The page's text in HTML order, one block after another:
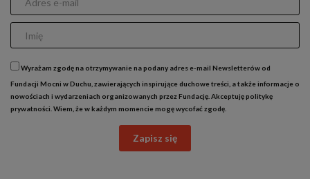
Wyrażam zgodę na otrzymywanie na podany adres e-mail Newsletterów od
Fundacji Mocni w Duchu, zawierających inspirujące duchowe treści, a także informacje o
nowościach i wydarzeniach organizowanych przez Fundację. Akceptujępolitykę
prywatności . Wiem, że w każdym momencie mogę wycofać zgodę.
Zapisz się